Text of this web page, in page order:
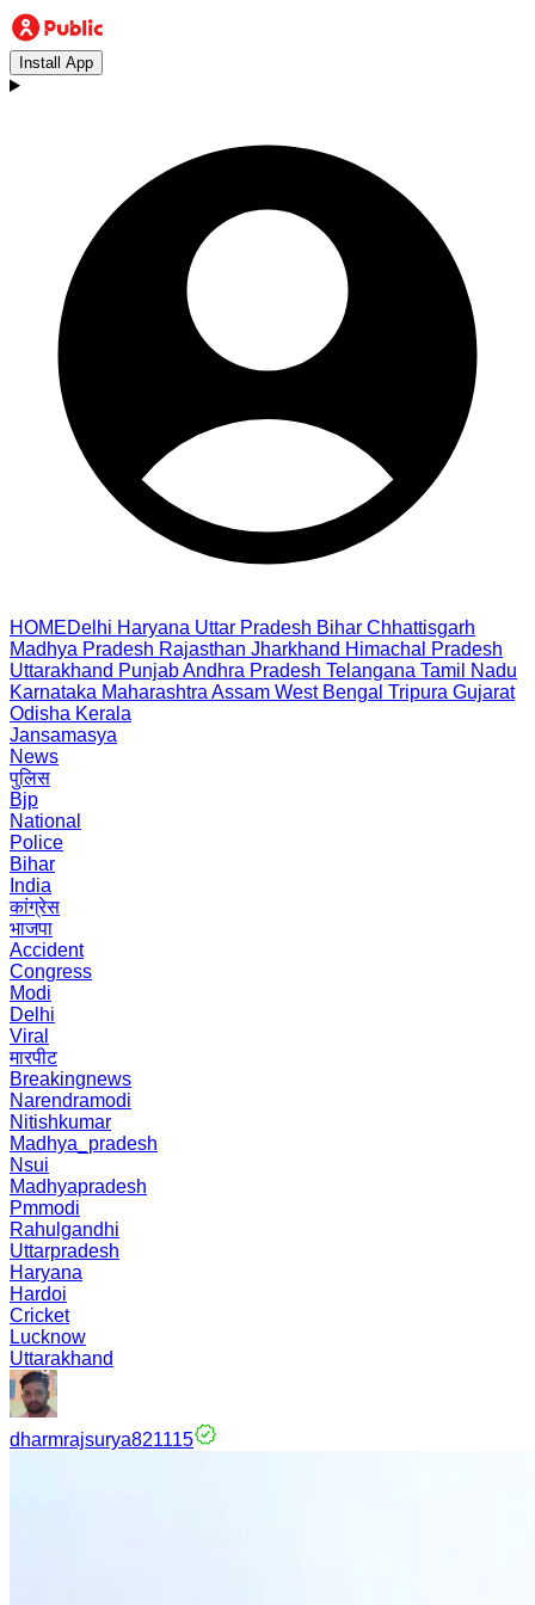
Install App
HOMEDelhi Haryana Uttar Pradesh Bihar Chhattisgarh
Madhya Pradesh Rajasthan Jharkhand Himachal Pradesh
Uttarakhand PunjabAndhra Pradesh Telangana Tamil Nadu
Karnataka Maharashtra Assam West Bengal Tripura Gujarat
Odisha Kerala
Jansamasya
News
पुलिस
Bjp
National
Police
Bihar
India
कांग्रेस
भाजपा
Accident
Congress
Modi
Delhi
Viral
मारपीट
Breakingnews
Narendramodi
Nitishkumar
Madhya_pradesh
Nsui
Madhyapradesh
Pmmodi
Rahulgandhi
Uttarpradesh
Haryana
Hardoi
Cricket
Lucknow
Uttarakhand
dharmrajsurya821115